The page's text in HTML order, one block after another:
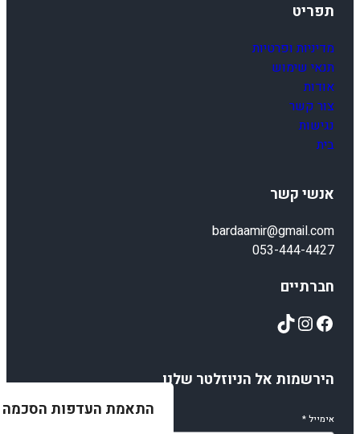
התאמת העדפות הסכמה
תפריט
מדיניות ופרטיות
תנאי שימוש
אודות
צור קשר
נגישות
בית
אנשי קשר
bardaamir@gmail.com
053-444-4427
חברתיים
Facebook
Instagram
TikTok
הירשמות אל הניוזלטר שלנו
אימייל*